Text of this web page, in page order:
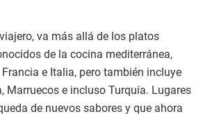
va más allá de los platos
de la cocina mediterránea,
e Italia, pero también incluye
Marruecos e incluso Turquía. Lugares
de nuevos sabores y que ahora